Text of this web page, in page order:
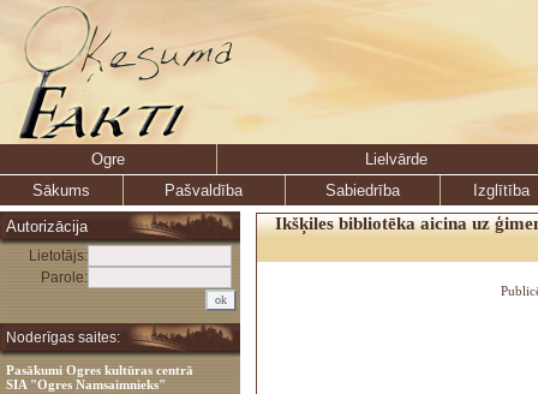
Ogre
Lielvārde
Sākums
Pašvaldība Sabiedrība
Izglītība
Autorizācija
Lietotājs:
Parole:
Noderīgas saites:
Pasākumi Ogres kultūras centrā
SIA "Ogres Namsaimnieks"
Ikšķiles bibliotēka aicina uz